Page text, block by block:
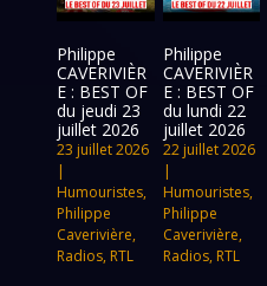
Philippe
CAVERIVIÈR
E : BEST OF
du jeudi 23
juillet 2026
23 juillet 2026
|
Humouristes,
Philippe
Caverivière,
Radios, RTL
Philippe
CAVERIVIÈR
E : BEST OF
du lundi 22
juillet 2026
22 juillet 2026
|
Humouristes,
Philippe
Caverivière,
Radios, RTL